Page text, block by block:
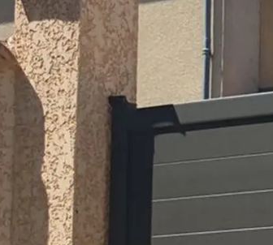
> Tous nos garde-corps
Garde-corps à barreaux
> Garde-corps vitrés
> Garde-corps avec décors
Clôtures séparatives et pare-vent
> Aides à la montée
Séparatifs de balcon